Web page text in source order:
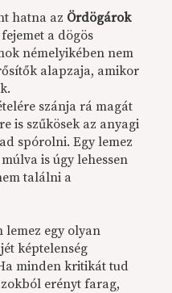
hatna az Ördögárok
a dögös
némelyikében nem
alapzaja, amikor
szánja rá magát
is szűkösek az anyagi
spórolni. Egy lemez
is úgy lehessen
találni a
lemez egy olyan
képtelenség
minden kritikát tud
erényt farag,